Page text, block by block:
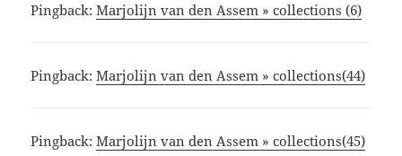
Pingback:Marjolijn van den Assem » collections (6)
Pingback:Marjolijn van den Assem » collections(44)
Pingback:Marjolijn van den Assem » collections(45)